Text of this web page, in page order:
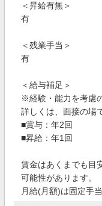
＜昇給有無＞
有
＜残業手当＞
有
＜給与補足＞
※経験・能力を考慮
詳しくは、面接の場
■賞与：年2回
■昇給：年1回
賃金はあくまでも目
可能性があります。
月給(月額)は固定手